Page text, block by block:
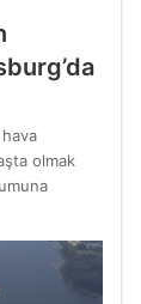
hava
olmak